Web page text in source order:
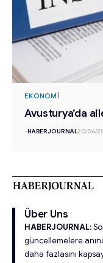
EKONOMI
Avusturya’da
-HABERJOURNAL20/06/
Über Uns
HABERJOURNAL:
güncellemelere
daha fazlasını